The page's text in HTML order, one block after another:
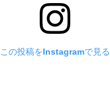
この投稿をInstagramで見る